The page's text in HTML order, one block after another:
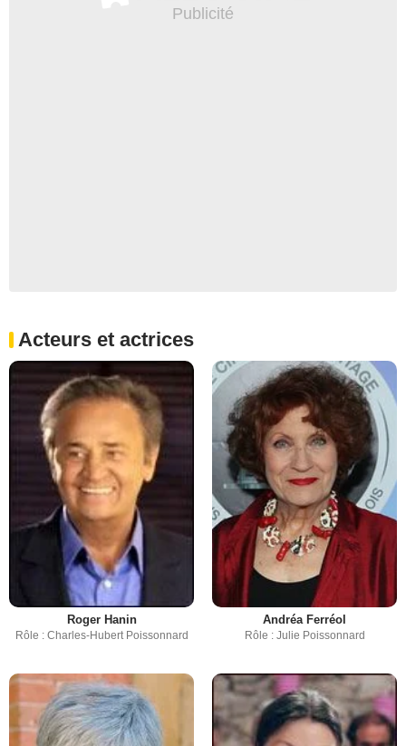
Acteurs et actrices
Roger Hanin
Rôle : Charles-Hubert Poissonnard
Andréa Ferréol
Rôle : Julie Poissonnard